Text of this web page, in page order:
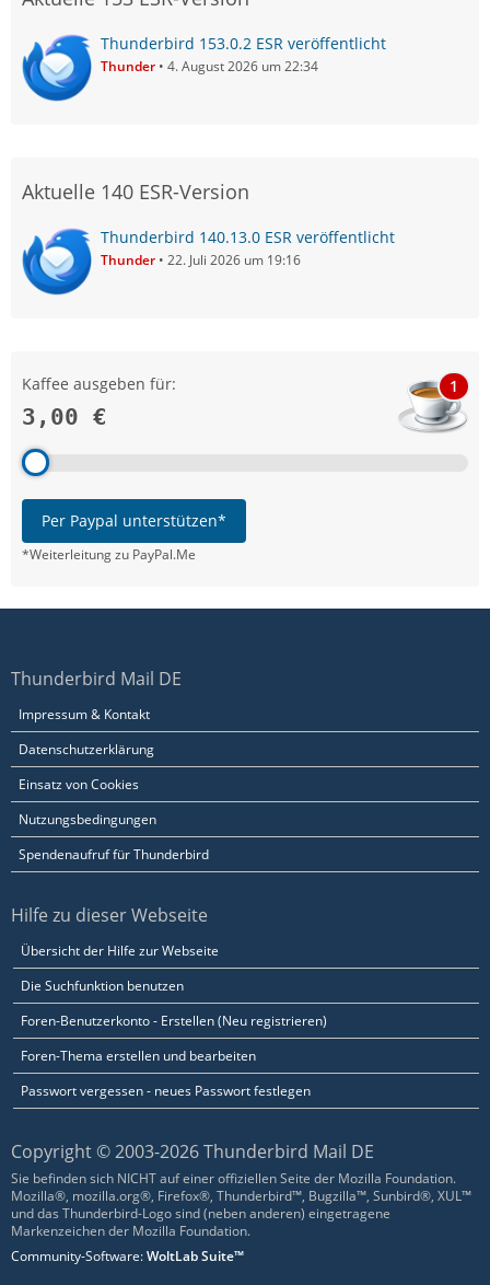
Thunderbird 153.0.2 ESR veröffentlicht
Thunder 4. August 2026 um 22:34
Aktuelle 140 ESR-Version
Thunderbird 140.13.0 ESR veröffentlicht
Thunder 22. Juli 2026 um 19:16
Kaffee ausgeben für:
3,00 €
1
Per Paypal unterstützen*
*Weiterleitung zu PayPal.Me
Thunderbird Mail DE
Impressum & Kontakt
Datenschutzerklärung
Einsatz von Cookies
Nutzungsbedingungen
Spendenaufruf für Thunderbird
Hilfe zu dieser Webseite
Übersicht der Hilfe zur Webseite
Die Suchfunktion benutzen
Foren-Benutzerkonto - Erstellen (Neu registrieren)
Foren-Thema erstellen und bearbeiten
Passwort vergessen - neues Passwort festlegen
Copyright © 2003-2026 Thunderbird Mail DE
Sie befinden sich NICHT auf einer offiziellen Seite der Mozilla Foundation.
Mozilla®, mozilla.org®, Firefox®, Thunderbird™, Bugzilla™, Sunbird®, XUL™
und das Thunderbird-Logo sind (neben anderen) eingetragene
Markenzeichen der Mozilla Foundation.
Community-Software:WoltLab Suite™